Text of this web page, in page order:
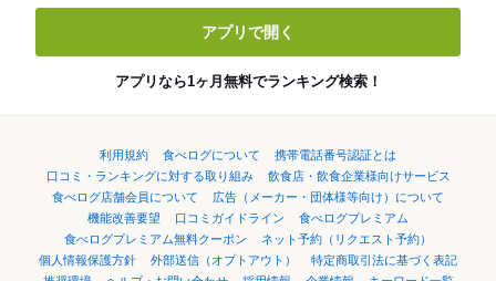
アプリで開く
アプリなら1ヶ月無料でランキング検索！
利用規約 食べログについて
携帯電話番号認証とは
口コミ・ランキングに対する取り組み
飲食店・飲食企業様向けサービス
食べログ店舗会員について
広告（メーカー・団体様等向け）について
機能改善要望
口コミガイドライン
食べログプレミアム
食べログプレミアム無料クーポン
ネット予約（リクエスト予約）
個人情報保護方針
外部送信（オプトアウト）
特定商取引法に基づく表記